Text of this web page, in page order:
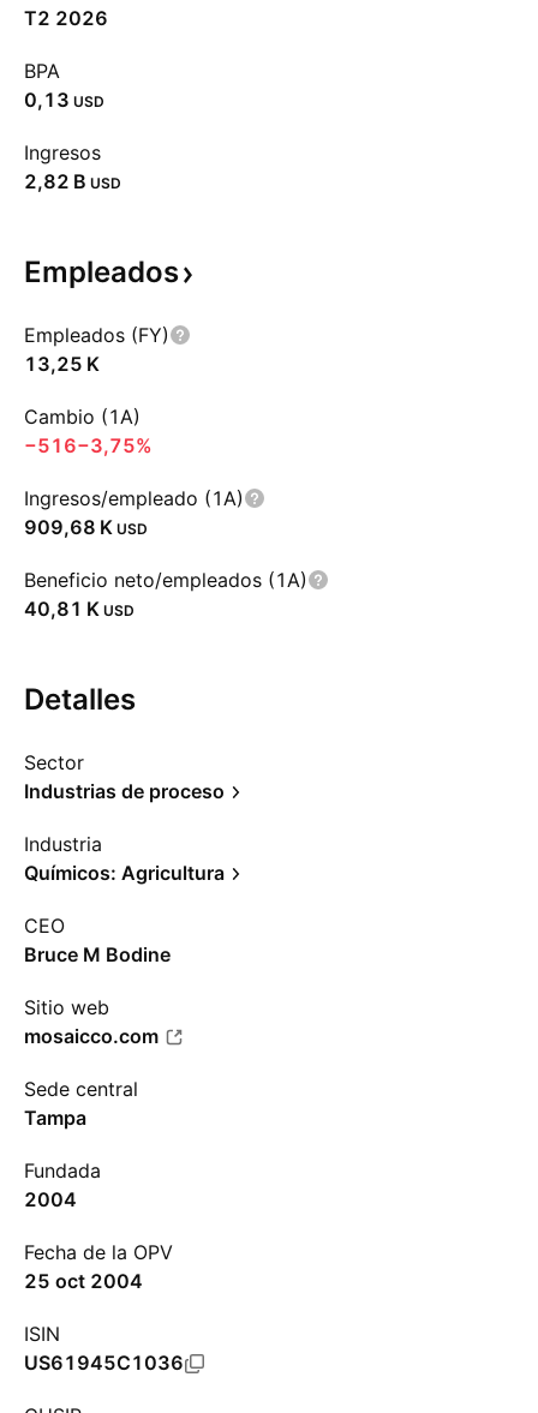
T2 2026
BPA
0,13 USD
Ingresos
‪2,82 B‬ USD
Empleados
Empleados (FY)
‪13,25 K‬
Cambio (1A)
−516−3,75%
Ingresos/empleado (1A)
‪909,68 K‬ USD
Beneficio neto/empleados (1A)
‪40,81 K‬ USD
Detalles
Sector
Industrias de proceso
Industria
Químicos: Agricultura
CEO
Bruce M Bodine
Sitio web
mosaicco.com
Sede central
Tampa
Fundada
2004
Fecha de la OPV
25 oct 2004
ISIN
US61945C1036